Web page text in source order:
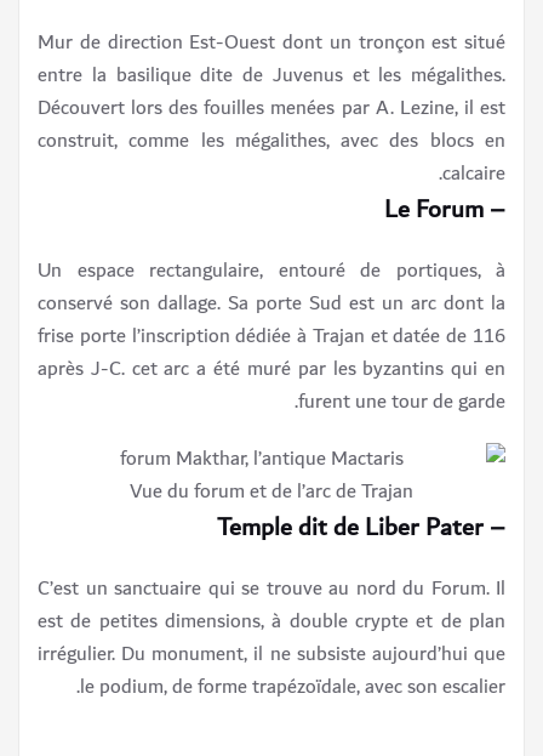
Mur de direction Est-Ouest dont un tronçon est situé
entre la basilique dite de Juvenus et les mégalithes.
Découvert lors des fouilles menées par A. Lezine, il est
construit, comme les mégalithes, avec des blocs en
calcaire.
– Le Forum
Un espace rectangulaire, entouré de portiques, à
conservé son dallage. Sa porte Sud est un arc dont la
frise porte l’inscription dédiée à Trajan et datée de 116
après J-C. cet arc a été muré par les byzantins qui en
furent une tour de garde.
Vue du forum et de l’arc de Trajan
– Temple dit de Liber Pater
C’est un sanctuaire qui se trouve au nord du Forum. Il
est de petites dimensions, à double crypte et de plan
irrégulier. Du monument, il ne subsiste aujourd’hui que
le podium, de forme trapézoïdale, avec son escalier.